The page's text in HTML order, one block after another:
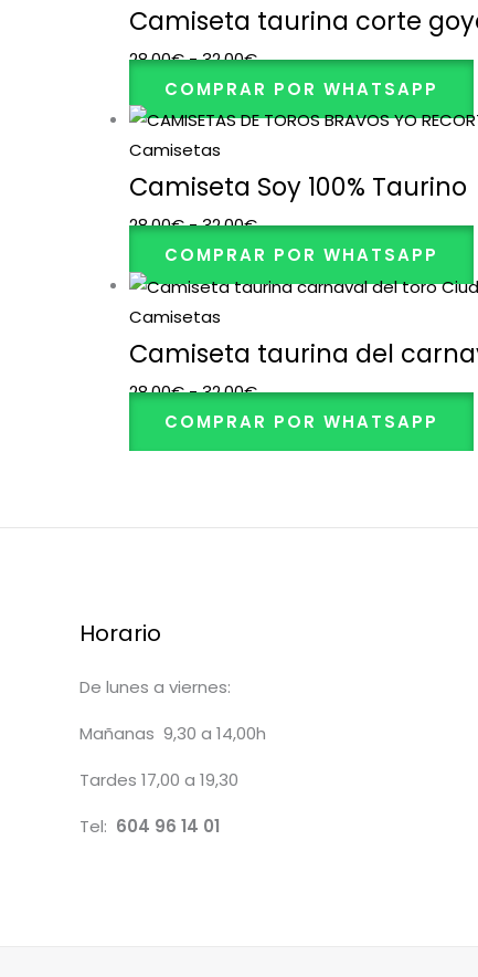
Camiseta taurina corte
28,00€-32,00€
COMPRAR POR WHATSAPP
Camisetas
Camiseta Soy 100% Taurino
28,00€-32,00€
COMPRAR POR WHATSAPP
Camisetas
Camiseta taurina del
28,00€-32,00€
COMPRAR POR WHATSAPP
Horario
De lunes a viernes:
Mañanas 9,30 a 14,00h
Tardes 17,00 a 19,30
Tel: 604 96 14 01